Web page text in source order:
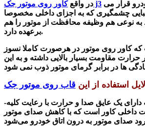
در واقع کاور روی موتور جک j3
چشمگیری که به اجزای داخلی مخصوصا
نوعی هم وظیفه محافظت از موتور را هم
برعهده دارد.
که کاور روی موتور در هرصورت کاملا نسوز
حرارت مقاومت بسیار بالایی داشته و به این
استفاده از این
یک عایق صدا و حرارت با رعایت کلیه
داخلی کاور است که با کاهش صدای موتور
صدای موتور به درون اتاق خودرو می‌شود